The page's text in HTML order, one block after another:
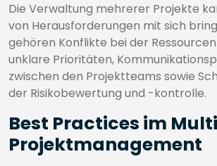
Die Verwaltung mehrerer Projekte
von Herausforderungen mit sich
gehören Konflikte bei der
unklare Prioritäten,
zwischen den Projektteams sowie
der Risikobewertung und -kontrolle.
Best Practices im
Projektmanagement